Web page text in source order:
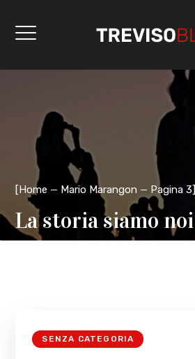
[Home Mario Marangon Pagina 3]
La storia siamo noi
SENZA CATEGORIA